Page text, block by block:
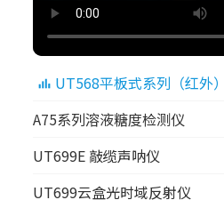
UT568平板式系列（红外
A75系列溶液糖度检测仪
UT699E 敲缆声呐仪
UT699云盒光时域反射仪